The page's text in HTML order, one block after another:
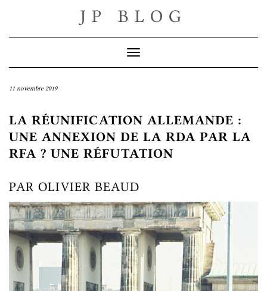
JP BLOG
Toggle Navigation
11 novembre 2019
LA RÉUNIFICATION ALLEMANDE :
UNE ANNEXION DE LA RDA PAR LA
RFA ? UNE RÉFUTATION
PAR OLIVIER BEAUD